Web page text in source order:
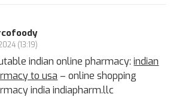
(13:19)
indian online pharmacy:indian
to usa – online shopping
india indiapharm.llc